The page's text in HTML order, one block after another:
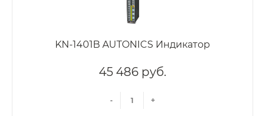
KN-1401B AUTONICS Индикатор
45 486 руб.
- +